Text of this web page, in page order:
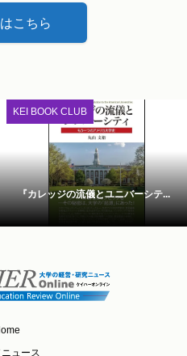
こちら
KEI BOOK CLUB
『カレッジの流儀とユニバーシテ...
ュース